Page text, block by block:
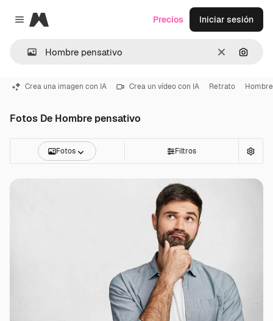
Close menu
Magnific
Borrar
Precios Iniciar sesión
Crea una imagen con IA Crea un vídeo con IA Retrato
Fotos De Hombre pensativo
Fotos Filtros